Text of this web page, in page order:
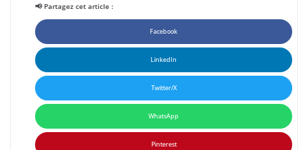
📢 Partagez cet article :
Facebook
LinkedIn
Twitter/X
WhatsApp
Pinterest